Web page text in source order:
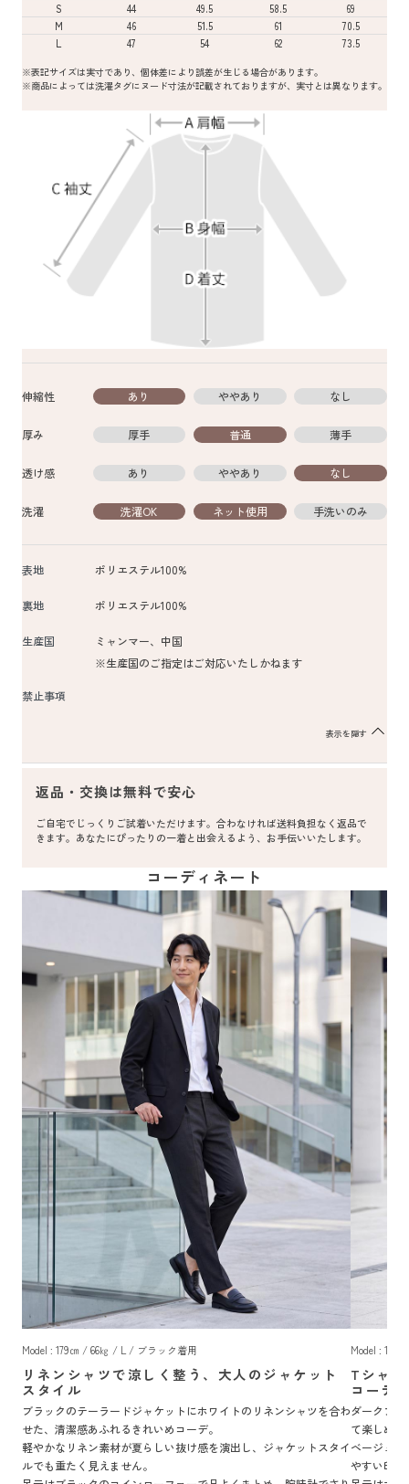
S
44 49.5 58.5
69
M
46 51.5 61
70.5
L
47 54 62 73.5
※表記サイズは実寸であり、個体差により誤差が生じる場合があります。
※商品によっては洗濯タグにヌード寸法が記載されておりますが、実寸とは異なります。
伸縮性 あり ややあり なし
厚み 厚手 普通 薄手
透け感 あり ややあり なし
洗濯 洗濯OK ネット使用 手洗いのみ
表地 ポリエステル100%
裏地 ポリエステル100%
生産国
ミャンマー、中国
※生産国のご指定はご対応いたしかねます
禁止事項
表示を隠す
返品・交換は無料で安心
ご自宅でじっくりご試着いただけます。合わなければ送料負担なく返品で
きます。あなたにぴったりの一着と出会えるよう、お手伝いいたします。
コーディネート
Model : 179㎝ / 66㎏ / L / ブラック着用
リネンシャツで涼しく整う、大人のジャケット
スタイル
ブラックのテーラードジャケットにホワイトのリネンシャツを合わ
せた、清潔感あふれるきれいめコーデ。
軽やかなリネン素材が夏らしい抜け感を演出し、ジャケットスタイ
ルでも重たく見えません。
Model : 179
Tシャ
コーデ
ダークブ
て楽しめ
ベージュ
やすい印象